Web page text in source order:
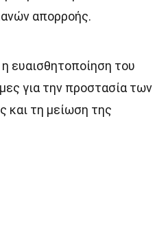
απορροής.
ευαισθητοποίηση του
για την προστασία των
και τη μείωση της